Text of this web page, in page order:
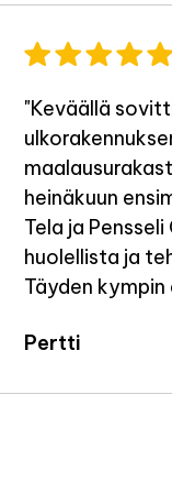
"Keväällä
heinäkuun
Tela ja
huolellista ja
Täyden
Pertti